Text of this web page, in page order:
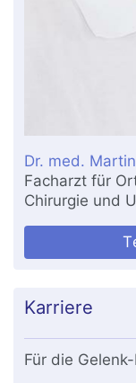
Dr. med.
Facharzt für
Chirurgie und
Karriere
Für die